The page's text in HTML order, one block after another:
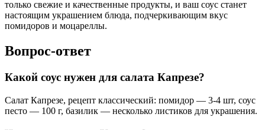
только свежие и качественные продукты, и ваш соус станет
настоящим украшением блюда, подчеркивающим вкус
помидоров и моцареллы.
Вопрос-ответ
Какой соус нужен для салата Капрезе?
Салат Капрезе, рецепт классический: помидор — 3-4 шт, соус
песто — 100 г, базилик — несколько листиков для украшения.